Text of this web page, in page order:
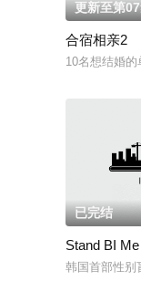
更新至第
合宿相亲2
10名想结婚
已完结
Stand BI Me
韩国首部性别